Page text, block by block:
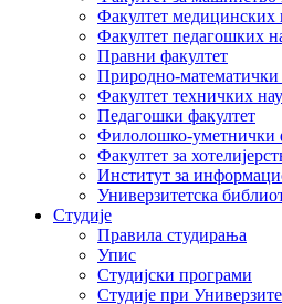
Факултет медицинских
Факултет педагошких
Правни факултет
Природно-математички
Факултет техничких
Педагошки факултет
Филолошко-уметнички
Факултет за
Институт за
Универзитетска
Студије
Правила студирања
Упис
Студијски програми
Студије при